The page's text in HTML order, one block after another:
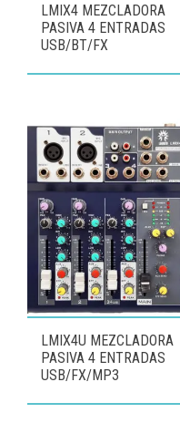
LMIX4 MEZCLADORA
PASIVA 4 ENTRADAS
USB/BT/FX
LMIX4U MEZCLADORA
PASIVA 4 ENTRADAS
USB/FX/MP3